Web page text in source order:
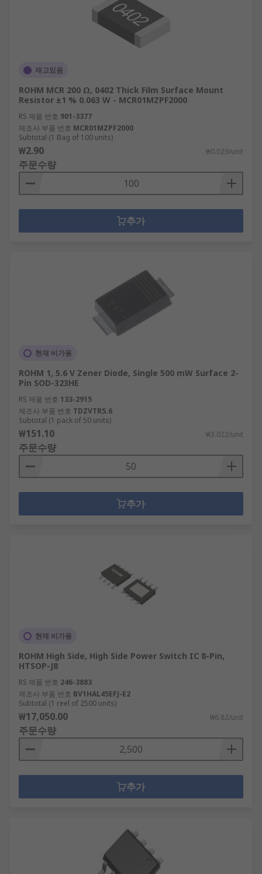
재고있음
ROHM MCR 200 Ω, 0402 Thick Film Surface Mount
Resistor ±1 % 0.063 W - MCR01MZPF2000
RS 제품 번호 901-3377
제조사 부품 번호 MCR01MZPF2000
Subtotal (1 Bag of 100 units)
₩2.90 ₩0.029/unit
주문수량
추가
현재 비가용
ROHM 1, 5.6 V Zener Diode, Single 500 mW Surface 2-
Pin SOD-323HE
RS 제품 번호 133-2915
제조사 부품 번호 TDZVTR5.6
Subtotal (1 pack of 50 units)
₩151.10 ₩3.022/unit
주문수량
추가
현재 비가용
ROHM High Side, High Side Power Switch IC 8-Pin,
HTSOP-J8
RS 제품 번호 246-3883
제조사 부품 번호 BV1HAL45EFJ-E2
Subtotal (1 reel of 2500 units)
₩17,050.00 ₩6.82/unit
주문수량
추가